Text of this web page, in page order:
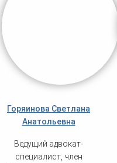
Горяинова Светлана
Анатольевна
Ведущий адвокат-
специалист, член